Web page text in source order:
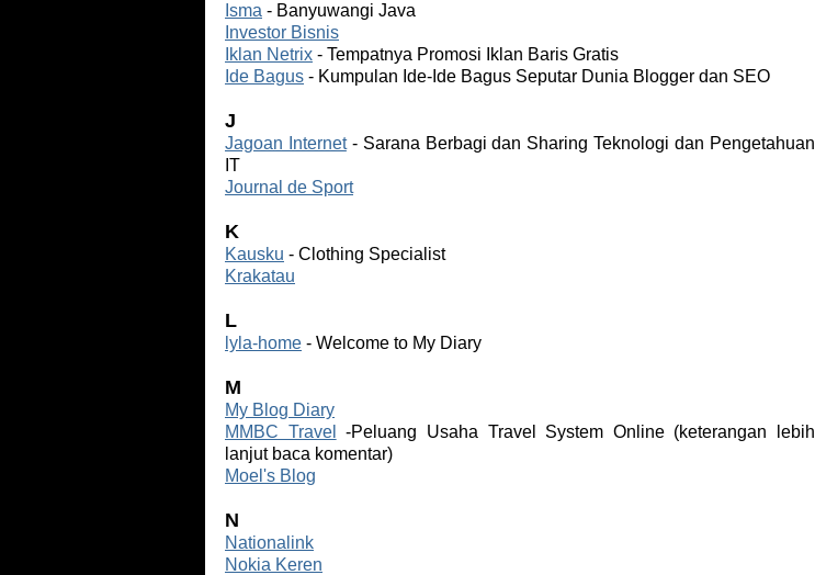
Isma - Banyuwangi Java
Investor Bisnis
Iklan Netrix - Tempatnya Promosi Iklan Baris Gratis
Ide Bagus - Kumpulan Ide-Ide Bagus Seputar Dunia Blogger dan SEO
J
Jagoan Internet- Sarana Berbagi dan Sharing Teknologi dan Pengetahuan
IT
Journal de Sport
K
Kausku - Clothing Specialist
Krakatau
L
lyla-home - Welcome to My Diary
M
My Blog Diary
MMBC Travel
-Peluang Usaha Travel System Online (keterangan lebih
lanjut baca komentar)
Moel's Blog
N
Nationalink
Nokia Keren